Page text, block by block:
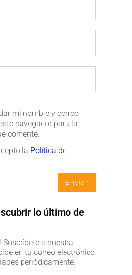
mi nombre y correo
navegador para la
comente.
la Política de
lo último de
Suscríbete a nuestra
en tu correo electrónico
periódicamente.